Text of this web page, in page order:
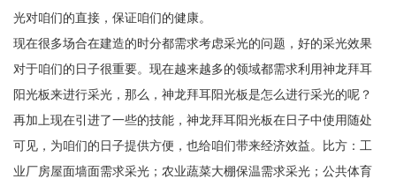
光对咱们的直接，保证咱们的健康。
现在很多场合在建造的时分都需求考虑采光的问题，好的采光效果
对于咱们的日子很重要。现在越来越多的领域都需求利用神龙拜耳
阳光板来进行采光，那么，神龙拜耳阳光板是怎么进行采光的呢？
再加上现在引进了一些的技能，神龙拜耳阳光板在日子中使用随处
可见，为咱们的日子提供方便，也给咱们带来经济效益。比方：工
业厂房屋面墙面需求采光；农业蔬菜大棚保温需求采光；公共体育